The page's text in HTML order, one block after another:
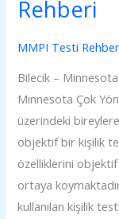
Rehberi
MMPI Testi
Bilecik –
Minnesota Çok
üzerindeki
objektif bir kişilik
özelliklerini
ortaya
kullanılan kişilik